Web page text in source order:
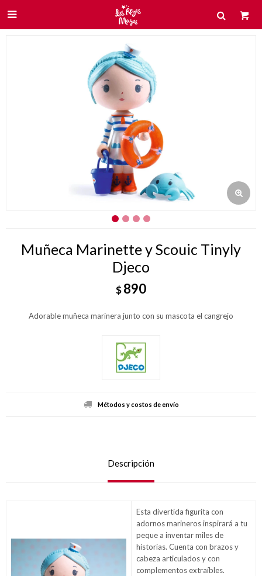

Muñeca Marinette y Scouic Tinyly
Djeco
$890
Adorable muñeca marinera junto con su mascota el cangrejo
Métodos y costos de envío
Descripción
Esta divertida figurita con
adornos marineros inspirará a tu
peque a inventar miles de
historias. Cuenta con brazos y
cabeza articulados y con
complementos extraíbles.